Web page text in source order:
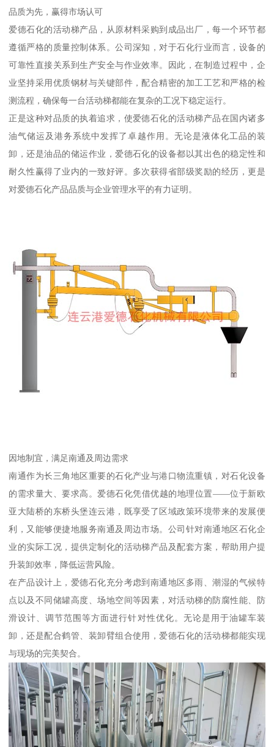
品质为先，赢得市场认可
爱德石化的活动梯产品，从原材料采购到成品出厂，每一个环节都
遵循严格的质量控制体系。公司深知，对于石化行业而言，设备的
可靠性直接关系到生产安全与作业效率。因此，在制造过程中，企
业坚持采用优质钢材与关键部件，配合精密的加工工艺和严格的检
测流程，确保每一台活动梯都能在复杂的工况下稳定运行。
正是这种对品质的执着追求，使爱德石化的活动梯产品在国内诸多
油气储运及港务系统中发挥了卓越作用。无论是液体化工品的装
卸，还是油品的储运作业，爱德石化的设备都以其出色的稳定性和
耐久性赢得了业内的一致好评。多次获得省部级奖励的经历，更是
对爱德石化产品品质与企业管理水平的有力证明。
因地制宜，满足南通及周边需求
南通作为长三角地区重要的石化产业与港口物流重镇，对石化设备
的需求量大、要求高。爱德石化凭借优越的地理位置——位于新欧
亚大陆桥的东桥头堡连云港，既享受了区域政策环境带来的发展便
利，又能够便捷地服务南通及周边市场。公司针对南通地区石化企
业的实际工况，提供定制化的活动梯产品及配套方案，帮助用户提
升装卸效率，降低运营风险。
在产品设计上，爱德石化充分考虑到南通地区多雨、潮湿的气候特
点以及不同储罐高度、场地空间等因素，对活动梯的防腐性能、防
滑设计、调节范围等方面进行针对性优化。无论是用于油罐车装
卸，还是配合鹤管、装卸臂组合使用，爱德石化的活动梯都能实现
与现场的完美契合。